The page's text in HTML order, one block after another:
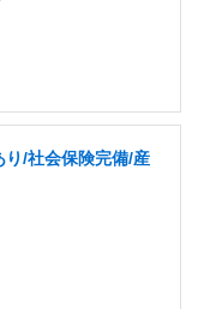
/社会保険完備/産